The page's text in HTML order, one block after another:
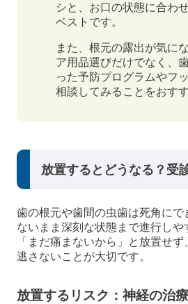
シと、お口の状態に合わ
ベストです。
また、根元の露出が気に
ア用品選びだけでなく、
った予防プログラムやフ
相談してみることをおす
放置するとどうなる？受
歯の根元や歯間の虫歯は死角に
ないまま深刻な状態まで進行しや
「まだ痛まないから」と放置せ
逃さないことが大切です。
放置するリスク：神経の治